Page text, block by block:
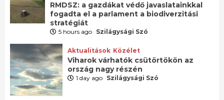
RMDSZ: a gazdákat védő javaslatainkkal
fogadta el a parlament a biodiverzitási
stratégiát
5 hours ago Szilágysági Szó
Aktualitások Közélet
Viharok várhatók csütörtökön az
ország nagy részén
1 day ago Szilágysági Szó